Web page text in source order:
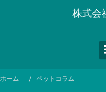
ス
株式会
ホーム ペットコラム